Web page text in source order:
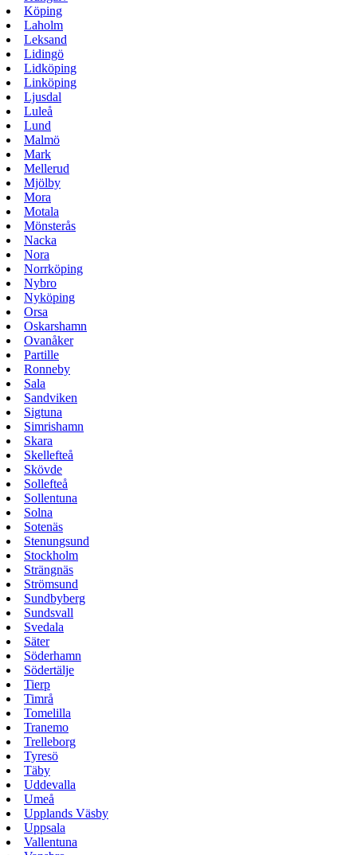
Köping
Laholm
Leksand
Lidingö
Lidköping
Linköping
Ljusdal
Luleå
Lund
Malmö
Mark
Mellerud
Mjölby
Mora
Motala
Mönsterås
Nacka
Nora
Norrköping
Nybro
Nyköping
Orsa
Oskarshamn
Ovanåker
Partille
Ronneby
Sala
Sandviken
Sigtuna
Simrishamn
Skara
Skellefteå
Skövde
Sollefteå
Sollentuna
Solna
Sotenäs
Stenungsund
Stockholm
Strängnäs
Strömsund
Sundbyberg
Sundsvall
Svedala
Säter
Söderhamn
Södertälje
Tierp
Timrå
Tomelilla
Tranemo
Trelleborg
Tyresö
Täby
Uddevalla
Umeå
Upplands Väsby
Uppsala
Vallentuna